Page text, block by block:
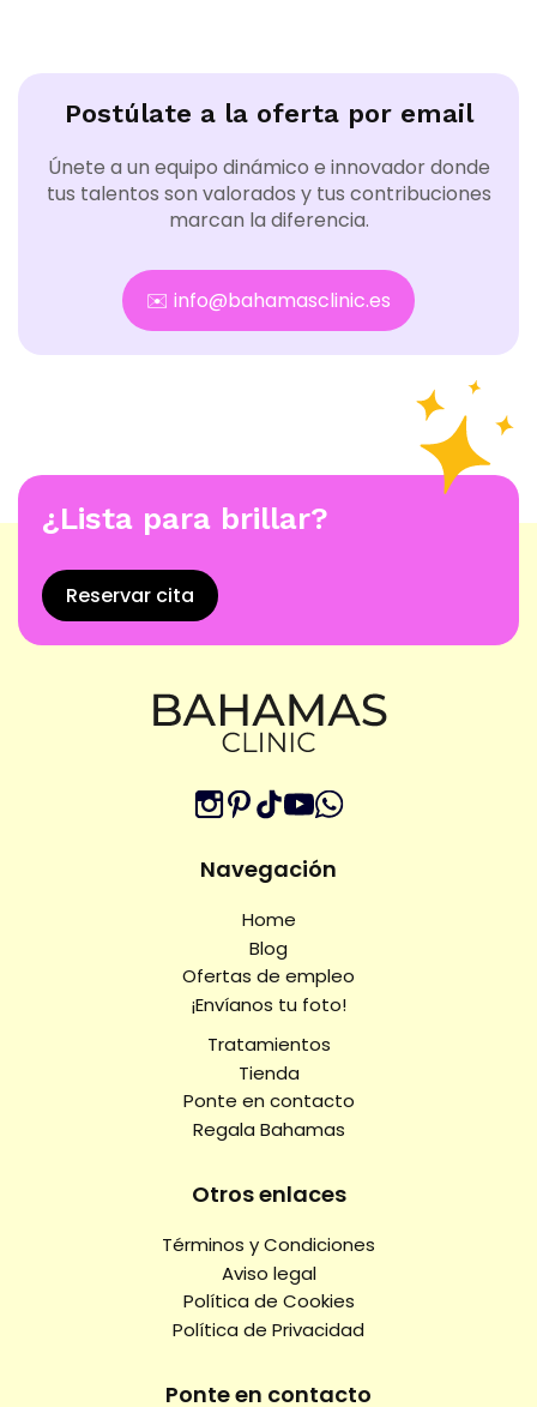
Postúlate a la oferta por email
Únete a un equipo dinámico e innovador donde
tus talentos son valorados y tus contribuciones
marcan la diferencia.
✉️ info@bahamasclinic.es
¿Lista para brillar?
Reservar cita
Navegación
Home
Blog
Ofertas de empleo
¡Envíanos tu foto!
Tratamientos
Tienda
Ponte en contacto
Regala Bahamas
Otros enlaces
Términos y Condiciones
Aviso legal
Política de Cookies
Política de Privacidad
Ponte en contacto